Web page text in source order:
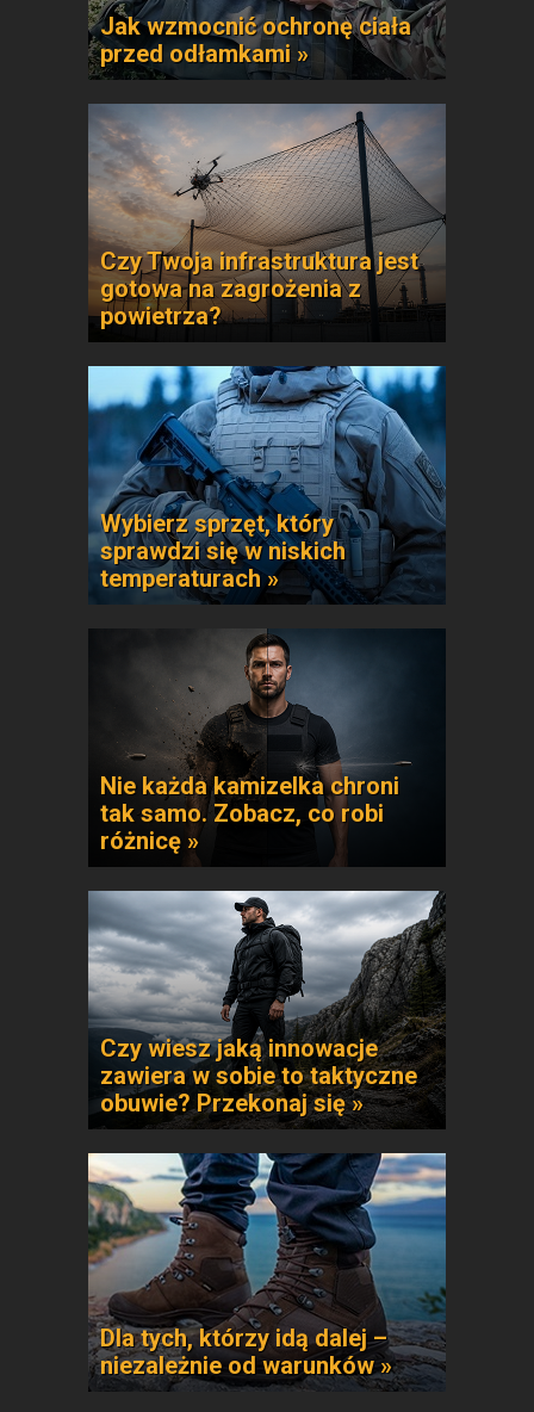
Jak wzmocnić ochronę ciała
przed odłamkami »
Czy Twoja infrastruktura jest
gotowa na zagrożenia z
powietrza?
Wybierz sprzęt, który
sprawdzi się w niskich
temperaturach »
Nie każda kamizelka chroni
tak samo. Zobacz, co robi
różnicę »
Czy wiesz jaką innowacje
zawiera w sobie to taktyczne
obuwie? Przekonaj się »
Dla tych, którzy idą dalej –
niezależnie od warunków »